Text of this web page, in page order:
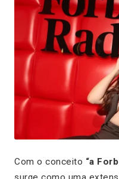
Com o conceito “a